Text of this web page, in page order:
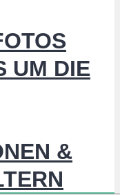
UM DIE
&